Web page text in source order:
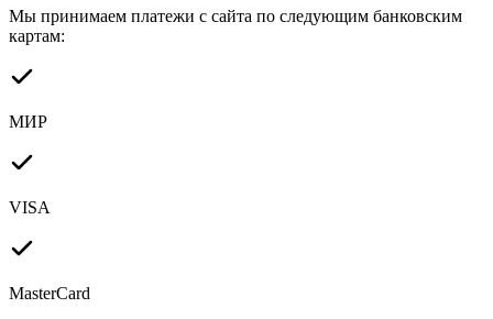
Мы принимаем платежи с сайта по следующим банковским
картам:
МИР
VISA
MasterCard